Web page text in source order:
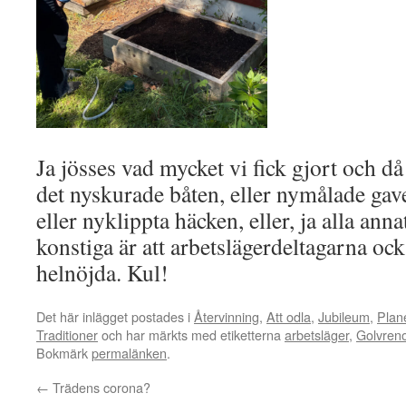
Ja jösses vad mycket vi fick gjort och
det nyskurade båten, eller nymålade
eller nyklippta häcken, eller, ja alla
konstiga är att arbetslägerdeltagarna
helnöjda. Kul!
Det här inlägget postades iÅtervinning, Att odla, Jubileum,
Traditioneroch har märkts med etiketterna arbetsläger,
Bokmärkpermalänken.
← Trädens corona?